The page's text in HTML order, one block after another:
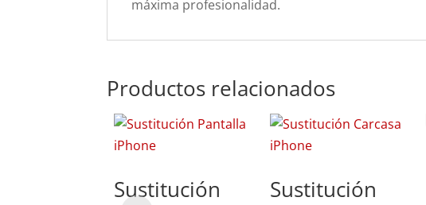
máxima profesionalidad.
Productos relacionados
Sustitución
Sustitución